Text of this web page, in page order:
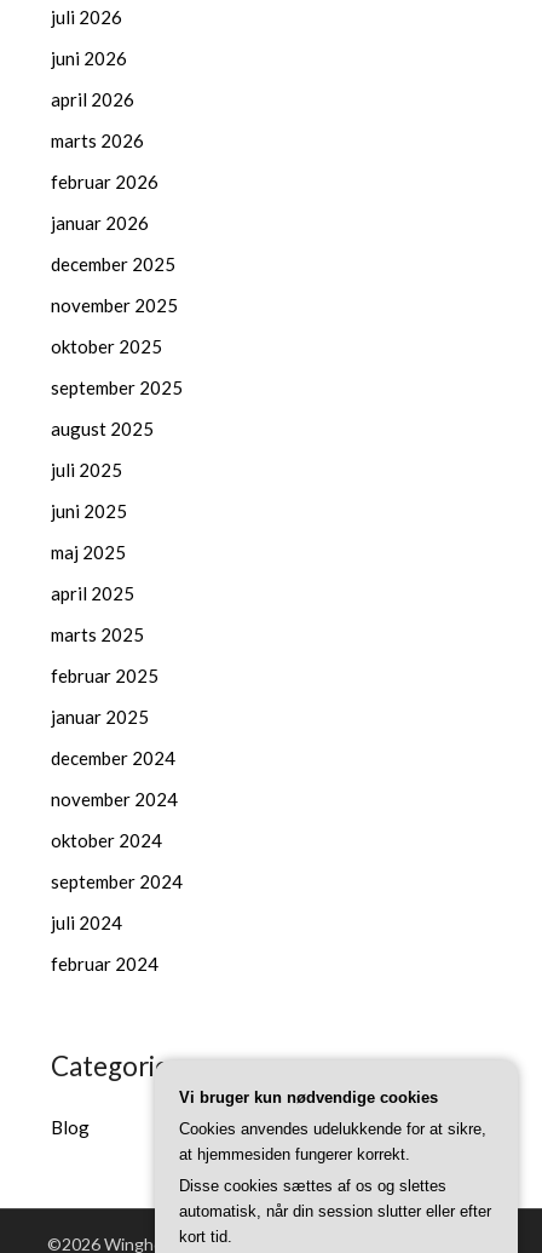
juli 2026
juni 2026
april 2026
marts 2026
februar 2026
januar 2026
december 2025
november 2025
oktober 2025
september 2025
august 2025
juli 2025
juni 2025
maj 2025
april 2025
marts 2025
februar 2025
januar 2025
december 2024
november 2024
oktober 2024
september 2024
juli 2024
februar 2024
Categories
Blog
©2026 Winghouse.dk| Powered by WordPress and
Vi bruger kun nødvendige cookies
Cookies anvendes udelukkende for at sikre,
at hjemmesiden fungerer korrekt.
Disse cookies sættes af os og slettes
automatisk, når din session slutter eller efter
kort tid.